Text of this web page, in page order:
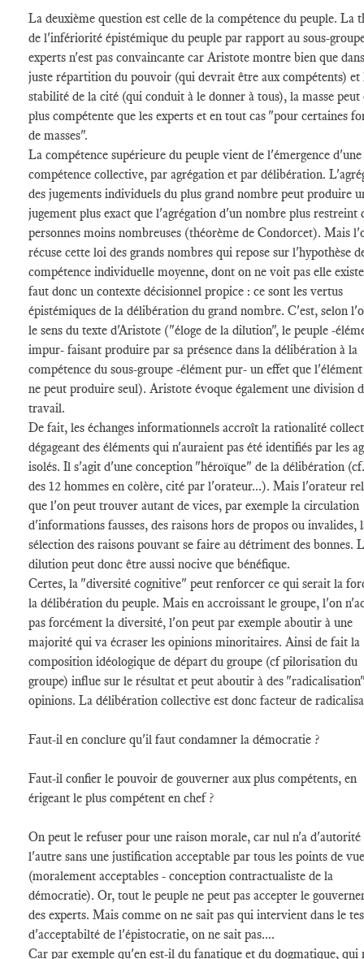
La deuxième question est celle de la compétence du peuple. La
de l'infériorité épistémique du peuple par rapport au sous-
experts n'est pas convaincante car Aristote montre bien que
juste répartition du pouvoir (qui devrait être aux compétents) et
stabilité de la cité (qui conduit à le donner à tous), la masse peut
plus compétente que les experts et en tout cas "pour certaines
de masses".
La compétence supérieure du peuple vient de l'émergence d'une
compétence collective, par agrégation et par délibération.
des jugements individuels du plus grand nombre peut produire
jugement plus exact que l'agrégation d'un nombre plus restreint
personnes moins nombreuses (théorème de Condorcet). Mais
récuse cette loi des grands nombres qui repose sur l'hypothèse
compétence individuelle moyenne, dont on ne voit pas elle
faut donc un contexte décisionnel propice : ce sont les vertus
épistémiques de la délibération du grand nombre. C'est, selon
le sens du texte d'Aristote ("éloge de la dilution", le peuple -
impur- faisant produire par sa présence dans la délibération à la
compétence du sous-groupe -élément pur- un effet que
ne peut produire seul). Aristote évoque également une division
travail.
De fait, les échanges informationnels accroît la rationalité
dégageant des éléments qui n'auraient pas été identifiés par les
isolés. Il s'agit d'une conception "héroïque" de la délibération
des 12 hommes en colère, cité par l'orateur...). Mais l'orateur
que l'on peut trouver autant de vices, par exemple la circulation
d'informations fausses, des raisons hors de propos ou invalides,
sélection des raisons pouvant se faire au détriment des bonnes.
dilution peut donc être aussi nocive que bénéfique.
Certes, la "diversité cognitive" peut renforcer ce qui serait la
la délibération du peuple. Mais en accroissant le groupe, l'on
pas forcément la diversité, l'on peut par exemple aboutir à une
majorité qui va écraser les opinions minoritaires. Ainsi de fait la
composition idéologique de départ du groupe (cf pilorisation du
groupe) influe sur le résultat et peut aboutir à des
opinions. La délibération collective est donc facteur de
Faut-il en conclure qu'il faut condamner la démocratie ?
Faut-il confier le pouvoir de gouverner aux plus compétents, en
érigeant le plus compétent en chef ?
On peut le refuser pour une raison morale, car nul n'a d'autorité
l'autre sans une justification acceptable par tous les points de vue
(moralement acceptables - conception contractualiste de la
démocratie). Or, tout le peuple ne peut pas accepter le
des experts. Mais comme on ne sait pas qui intervient dans le
d'acceptabilté de l'épistocratie, on ne sait pas....
Car par exemple qu'en est-il du fanatique et du dogmatique, qui